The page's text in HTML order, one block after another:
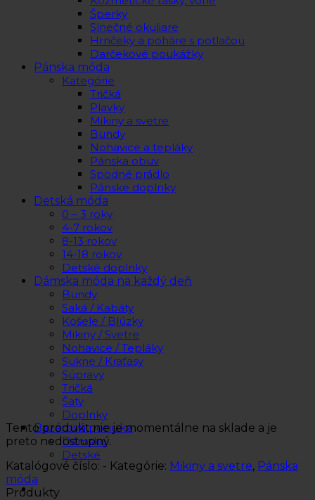
Šperky
Slnečné okuliare
Hrnčeky a poháre s potlačou
Darčekové poukážky
Pánska móda
Kategórie
Tričká
Plavky
Mikiny a svetre
Bundy
Nohavice a tepláky
Pánska obuv
Spodné prádlo
Pánske doplnky
Detská móda
0 – 3 roky
4-7 rokov
8-13 rokov
14-18 rokov
Detské doplnky
Dámska móda na každý deň
Bundy
Saká / Kabáty
Košele / Blúzky
Mikiny / Svetre
Nohavice / Tepláky
Sukne / Kraťasy
Súpravy
Tričká
Šaty
Doplnky
Bazárová ponuka
Dámske
Detské
Tento produkt nie je momentálne na sklade a je
preto nedostupný.
Katalógové číslo: - Kategórie: Mikiny a svetre, Pánska
móda
Produkty